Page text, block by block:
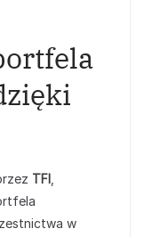
TFI
w